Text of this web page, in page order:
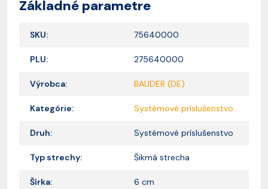
Základné parametre
SKU: 75640000
PLU: 275640000
Výrobca: BAUDER (DE)
Kategórie: Systémové príslušenstvo
Druh: Systémové príslušenstvo
Typ strechy: Šikmá strecha
Šírka: 6 cm